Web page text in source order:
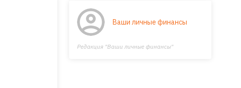
Ваши личные финансы
Редакция "Ваши личные финансы"